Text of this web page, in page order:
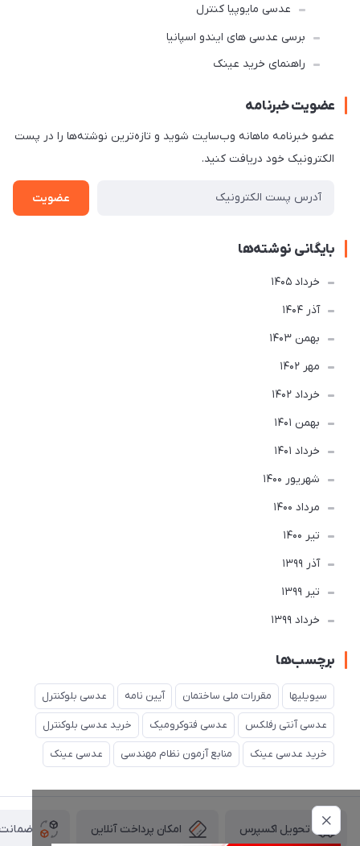
عدسی مایوپیا کنترل
برسی عدسی های ایندو اسپانیا
راهنمای خرید عینک
عضویت خبرنامه
عضو خبرنامه ماهانه وب‌سایت شوید و تازه‌ترین نوشته‌ها را در پست
الکترونیک خود دریافت کنید.
عضویت
بایگانی نوشته‌ها
خرداد 1405
آذر 1404
بهمن 1403
مهر 1402
خرداد 1402
بهمن 1401
خرداد 1401
شهریور 1400
مرداد 1400
تير 1400
آذر 1399
تير 1399
خرداد 1399
برچسب‌ها
سیویلیها مقررات ملی ساختمان آیین نامه عدسی بلوکنترل
عدسی آنتی رفلکس عدسی فتوکرومیک خرید عدسی بلوکنترل
خرید عدسی عینک منابع آزمون نظام مهندسی عدسی عینک
تحویل اکسپرس امکان پرداخت آنلاین ضمانت